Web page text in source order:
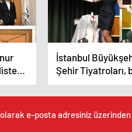
İstanbul
Şehir Tiyatroları,
oyunla seyirci
çıkıyor.
e-posta adresiniz